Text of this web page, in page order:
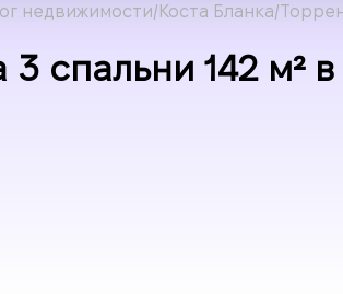
недвижимости Коста Бланка
3 спальни 142 м²